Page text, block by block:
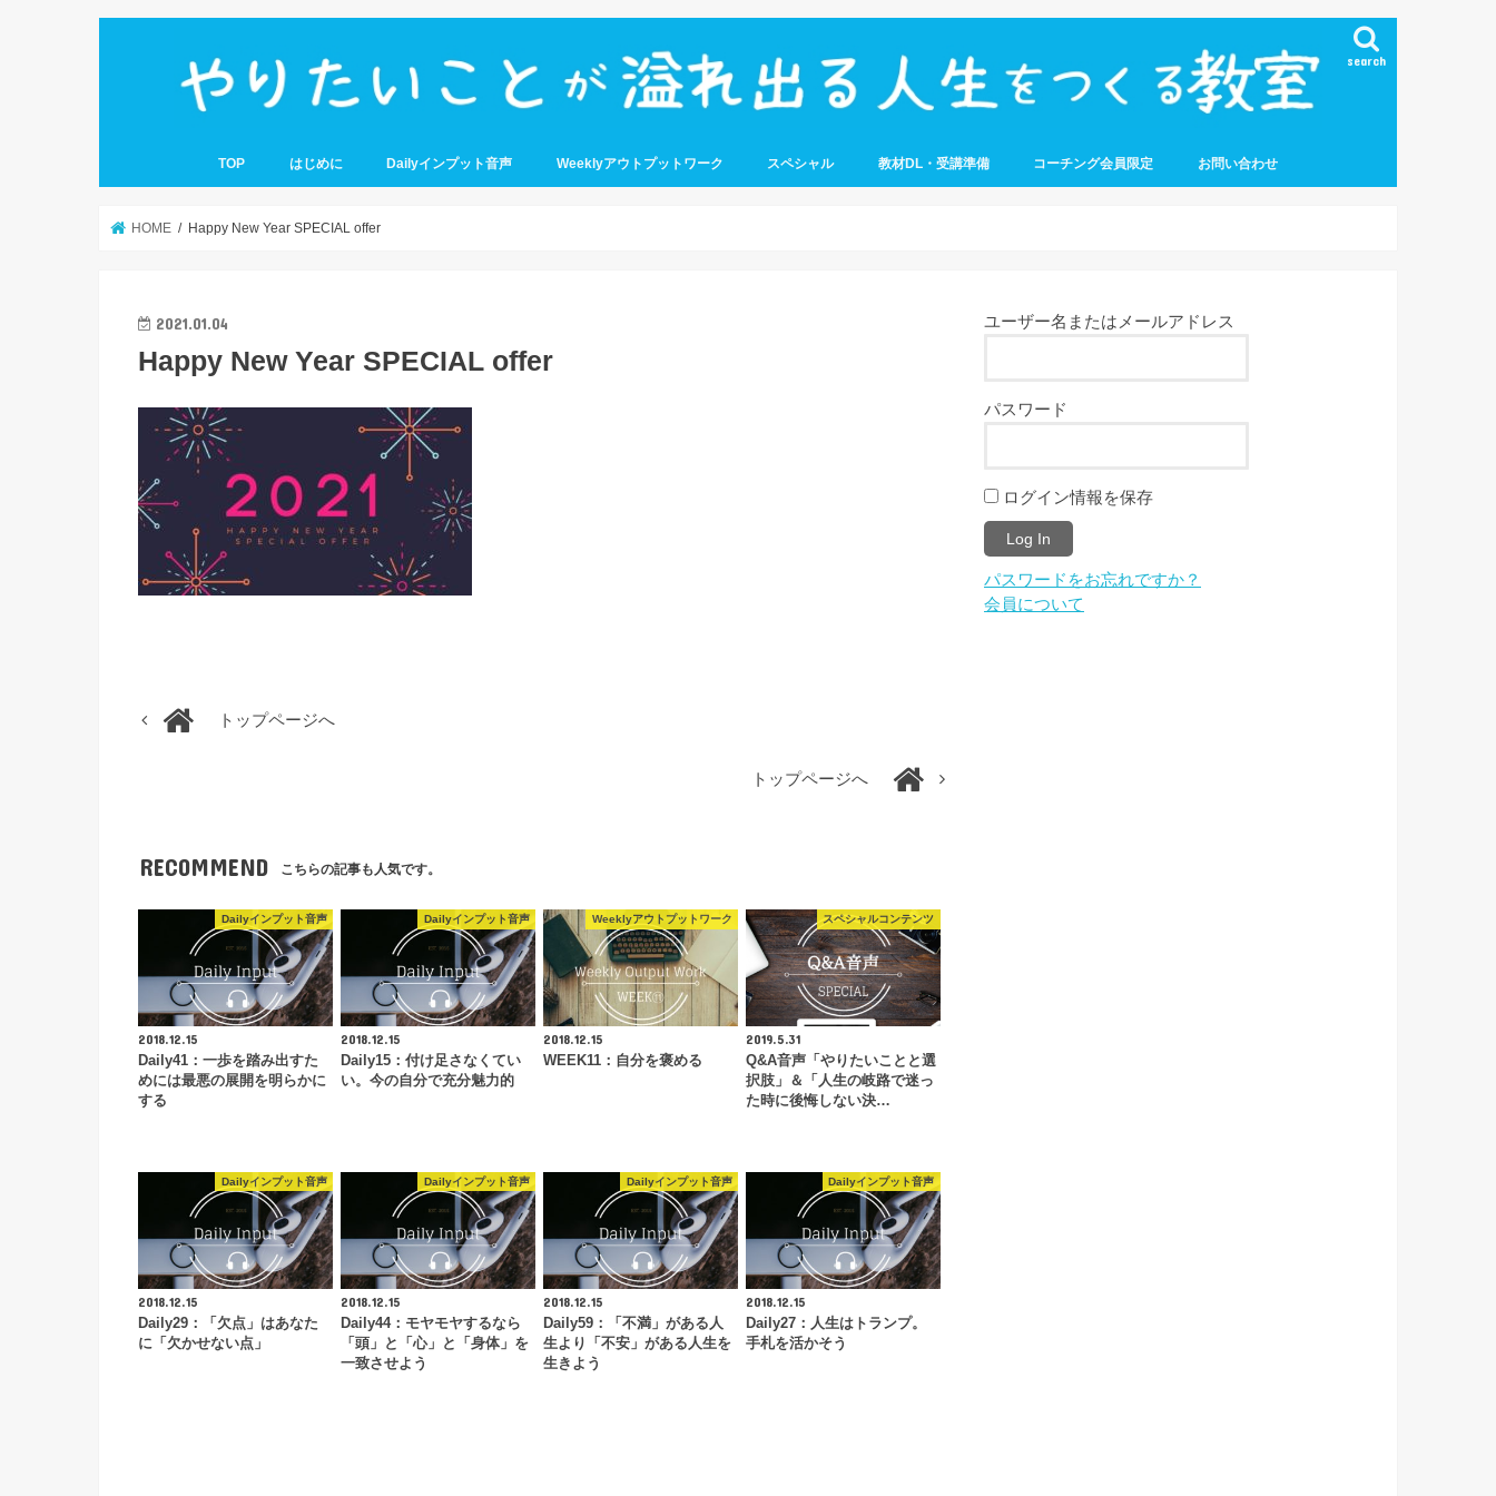
search
TOP はじめに Dailyインプット音声 Weeklyアウトプットワーク スペシャル 教材DL・受講準備 コーチング会員限定 お問い合わせ
HOME Happy New Year SPECIAL offer
2021.01.04
Happy New Year SPECIAL offer
トップページへ
トップページへ
RECOMMEND こちらの記事も人気です。
Dailyインプット音声
2018.12.15
Daily41：一歩を踏み出すた
めには最悪の展開を明らかに
する
Dailyインプット音声
2018.12.15
Daily15：付け足さなくてい
い。今の自分で充分魅力的
Weeklyアウトプットワーク
2018.12.15
WEEK11：自分を褒める
スペシャルコンテンツ
2019.5.31
Q&A音声「やりたいことと選
択肢」＆「人生の岐路で迷っ
た時に後悔しない決…
Dailyインプット音声
2018.12.15
Daily29：「欠点」はあなた
に「欠かせない点」
Dailyインプット音声
2018.12.15
Daily44：モヤモヤするなら
「頭」と「心」と「身体」を
一致させよう
Dailyインプット音声
2018.12.15
Daily59：「不満」がある人
生より「不安」がある人生を
生きよう
Dailyインプット音声
2018.12.15
Daily27：人生はトランプ。
手札を活かそう
ユーザー名またはメールアドレス
パスワード
ログイン情報を保存
パスワードをお忘れですか？
会員について